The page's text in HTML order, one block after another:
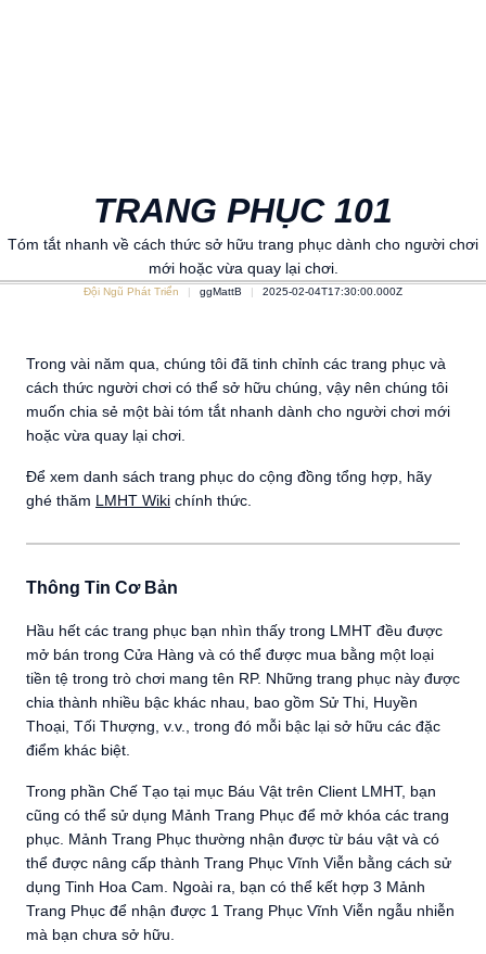
TRANG PHỤC 101
Tóm tắt nhanh về cách thức sở hữu trang phục dành cho người chơi
mới hoặc vừa quay lại chơi.
Đội Ngũ Phát Triển ggMattB 2025-02-04T17:30:00.000Z
Trong vài năm qua, chúng tôi đã tinh chỉnh các trang phục và
cách thức người chơi có thể sở hữu chúng, vậy nên chúng tôi
muốn chia sẻ một bài tóm tắt nhanh dành cho người chơi mới
hoặc vừa quay lại chơi.
Để xem danh sách trang phục do cộng đồng tổng hợp, hãy
ghé thăm LMHT Wiki chính thức.
Thông Tin Cơ Bản
Hầu hết các trang phục bạn nhìn thấy trong LMHT đều được
mở bán trong Cửa Hàng và có thể được mua bằng một loại
tiền tệ trong trò chơi mang tên RP. Những trang phục này được
chia thành nhiều bậc khác nhau, bao gồm Sử Thi, Huyền
Thoại, Tối Thượng, v.v., trong đó mỗi bậc lại sở hữu các đặc
điểm khác biệt.
Trong phần Chế Tạo tại mục Báu Vật trên Client LMHT, bạn
cũng có thể sử dụng Mảnh Trang Phục để mở khóa các trang
phục. Mảnh Trang Phục thường nhận được từ báu vật và có
thể được nâng cấp thành Trang Phục Vĩnh Viễn bằng cách sử
dụng Tinh Hoa Cam. Ngoài ra, bạn có thể kết hợp 3 Mảnh
Trang Phục để nhận được 1 Trang Phục Vĩnh Viễn ngẫu nhiễn
mà bạn chưa sở hữu.